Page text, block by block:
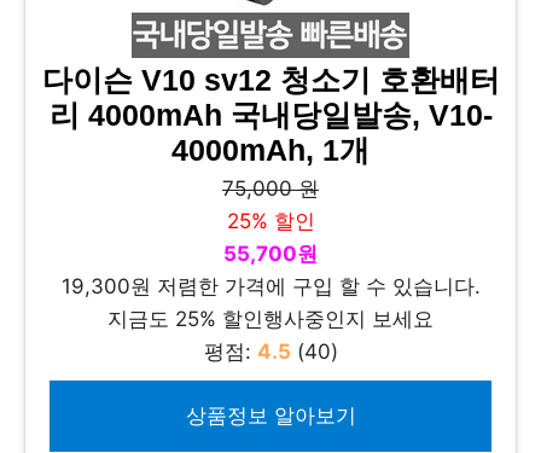
다이슨 V10 sv12 청소기 호환배터
리 4000mAh 국내당일발송, V10-
4000mAh, 1개
75,000 원
25% 할인
55,700원
19,300원 저렴한 가격에 구입 할 수 있습니다.
지금도 25% 할인행사중인지 보세요
평점: 4.5 (40)
상품정보 알아보기